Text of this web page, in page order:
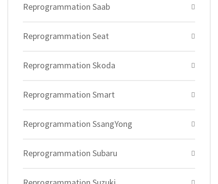
Reprogrammation Saab
Reprogrammation Seat
Reprogrammation Skoda
Reprogrammation Smart
Reprogrammation SsangYong
Reprogrammation Subaru